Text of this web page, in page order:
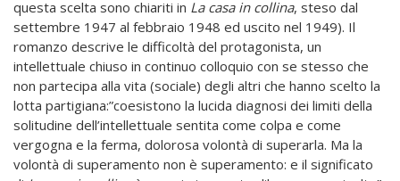
questa scelta sono chiariti in La casa in collina, steso dal
settembre 1947 al febbraio 1948 ed uscito nel 1949). Il
romanzo descrive le difficoltà del protagonista, un
intellettuale chiuso in continuo colloquio con se stesso che
non partecipa alla vita (sociale) degli altri che hanno scelto la
lotta partigiana:”coesistono la lucida diagnosi dei limiti della
solitudine dell’intellettuale sentita come colpa e come
vergogna e la ferma, dolorosa volontà di superarla. Ma la
volontà di superamento non è superamento: e il significato